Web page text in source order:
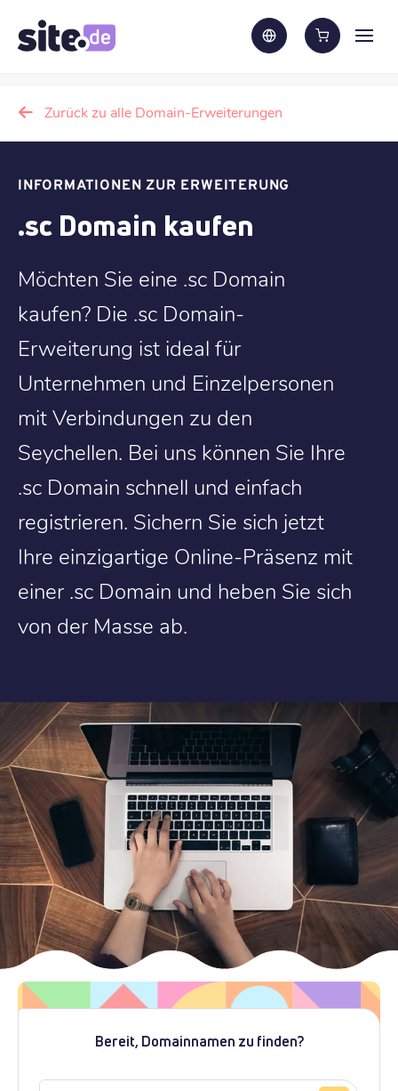
Zurück zu alle Domain-Erweiterungen
INFORMATIONEN ZUR ERWEITERUNG
.sc Domain kaufen
Möchten Sie eine .sc Domain
kaufen? Die .sc Domain-
Erweiterung ist ideal für
Unternehmen und Einzelpersonen
mit Verbindungen zu den
Seychellen. Bei uns können Sie Ihre
.sc Domain schnell und einfach
registrieren. Sichern Sie sich jetzt
Ihre einzigartige Online-Präsenz mit
einer .sc Domain und heben Sie sich
von der Masse ab.
Bereit, Domainnamen zu finden?